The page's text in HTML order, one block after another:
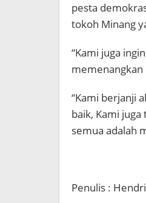
pesta
tokoh Minang
“Kami juga
memenangkan
“Kami berjanji
baik, Kami
semua adalah
Penulis :